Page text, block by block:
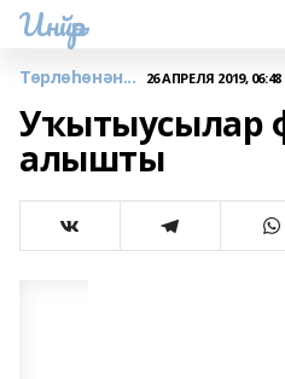
Инйәр
Төрлөһөнән... 26 АПРЕЛЯ 2019, 06:48
Уҡытыусылар
алышты